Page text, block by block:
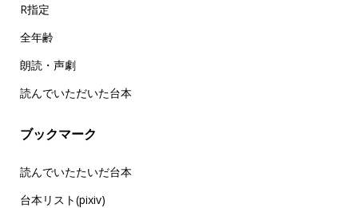
R指定
全年齢
朗読・声劇
読んでいただいた台本
ブックマーク
読んでいたたいだ台本
台本リスト(pixiv)